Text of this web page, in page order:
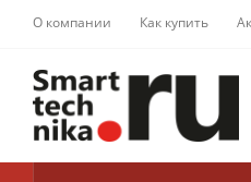
О компании Как купить